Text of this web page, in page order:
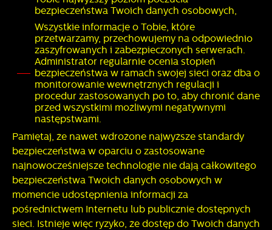
bezpieczeństwa Twoich danych osobowych,
Wszystkie informacje o Tobie, które
przetwarzamy, przechowujemy na odpowiednio
zaszyfrowanych i zabezpieczonych serwerach.
Administrator regularnie ocenia stopień
bezpieczeństwa w ramach swojej sieci oraz dba o
monitorowanie wewnętrznych regulacji i
procedur zastosowanych po to, aby chronić dane
przed wszystkimi możliwymi negatywnymi
następstwami.
Pamiętaj, że nawet wdrożone najwyższe standardy
bezpieczeństwa w oparciu o zastosowane
najnowocześniejsze technologie nie dają całkowitego
bezpieczeństwa Twoich danych osobowych w
momencie udostępnienia informacji za
pośrednictwem Internetu lub publicznie dostępnych
sieci. Istnieje więc ryzyko, że dostęp do Twoich danych